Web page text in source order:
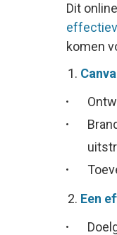
Dit
komen
Een